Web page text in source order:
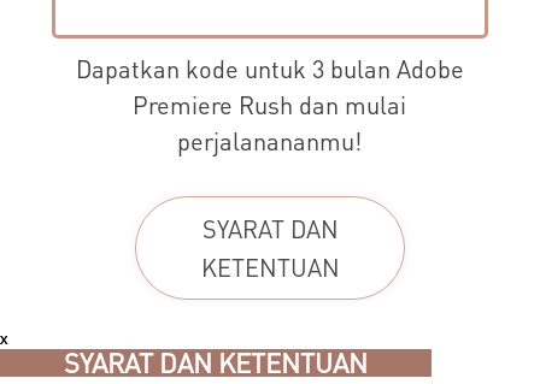
Dapatkan kode untuk 3 bulan Adobe
Premiere Rush dan mulai
perjalanananmu!
SYARAT DAN
KETENTUAN
x
SYARAT DAN KETENTUAN